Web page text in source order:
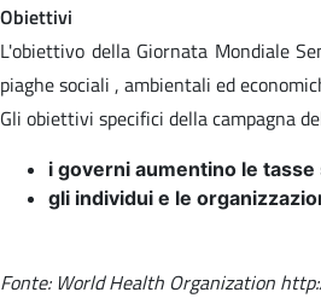
Obiettivi
L'obiettivo della Giornata Mondiale
piaghe sociali , ambientali ed
Gli obiettivi specifici della campagna
i governi aumentino le
gli individui e le
Fonte: World Health Organization